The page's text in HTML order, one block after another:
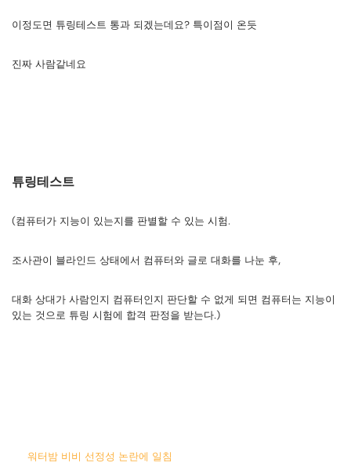
이정도면 튜링테스트 통과 되겠는데요? 특이점이 온듯
진짜 사람같네요
튜링테스트
(컴퓨터가 지능이 있는지를 판별할 수 있는 시험.
조사관이 블라인드 상태에서 컴퓨터와 글로 대화를 나눈 후,
대화 상대가 사람인지 컴퓨터인지 판단할 수 없게 되면 컴퓨터는 지능이
있는 것으로 튜링 시험에 합격 판정을 받는다.)
워터밤 비비 선정성 논란에 일침